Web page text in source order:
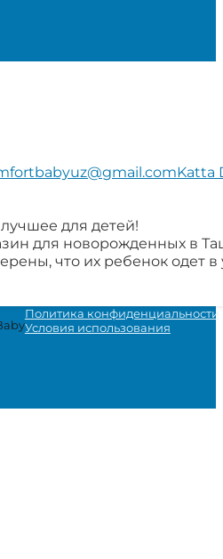
Katta
Facebook
в Instagram
в Telegram
нами в YouTube
для детей!
для новорожденных в
что их ребенок одет
Политика конфиденциальности
Условия использования